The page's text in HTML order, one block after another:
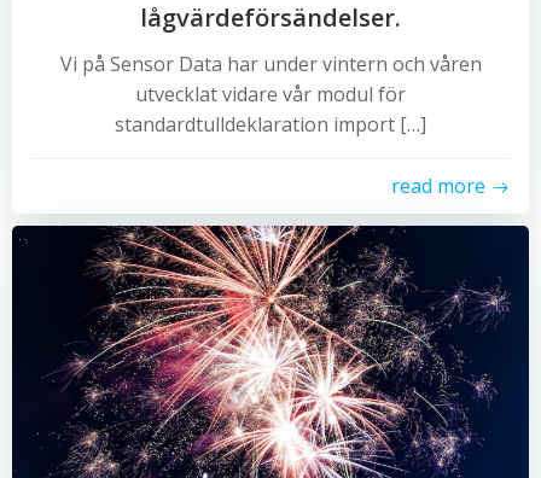
lågvärdeförsändelser.
Vi på Sensor Data har under vintern och våren
utvecklat vidare vår modul för
standardtulldeklaration import […]
read more